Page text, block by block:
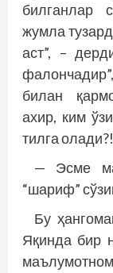
билганлар
жумла
аст”, –
билан
ахир, ким
тилга олади?!
— Эсме
“шариф”
Бу
Яқинда бир